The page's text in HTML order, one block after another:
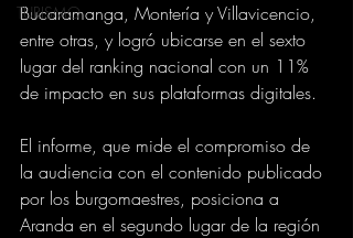
TURISMO
Bucaramanga, Montería y Villavicencio,
entre otras, y logró ubicarse en el sexto
lugar del ranking nacional con un 11%
de impacto en sus plataformas digitales.
El informe, que mide el compromiso de
la audiencia con el contenido publicado
por los burgomaestres, posiciona a
Aranda en el segundo lugar de la región